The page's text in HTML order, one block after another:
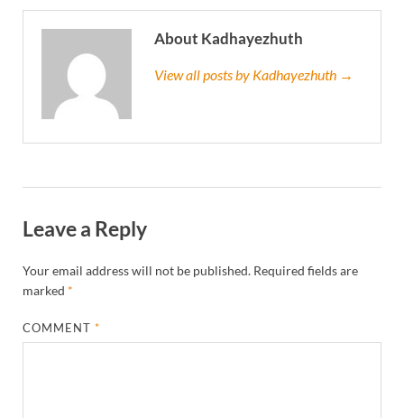
About Kadhayezhuth
View all posts by Kadhayezhuth →
Leave a Reply
Your email address will not be published. Required fields are
marked *
COMMENT*